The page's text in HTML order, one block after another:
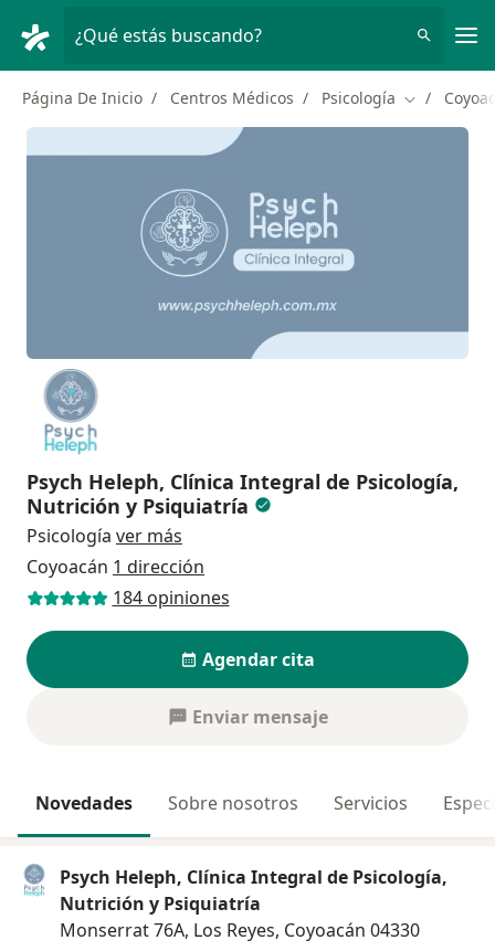
¿Qué estás buscando?
Página De Inicio Centros Médicos Psicología Cambiar de
Psych Heleph, Clínica Integral de Psicología,
Nutrición y Psiquiatría
Psicología ver más
Coyoacán 1 dirección
184 opiniones
Agendar cita
Enviar mensaje
Novedades Sobre nosotros Servicios
Psych Heleph, Clínica Integral de Psicología,
Nutrición y Psiquiatría
Monserrat 76A, Los Reyes, Coyoacán 04330